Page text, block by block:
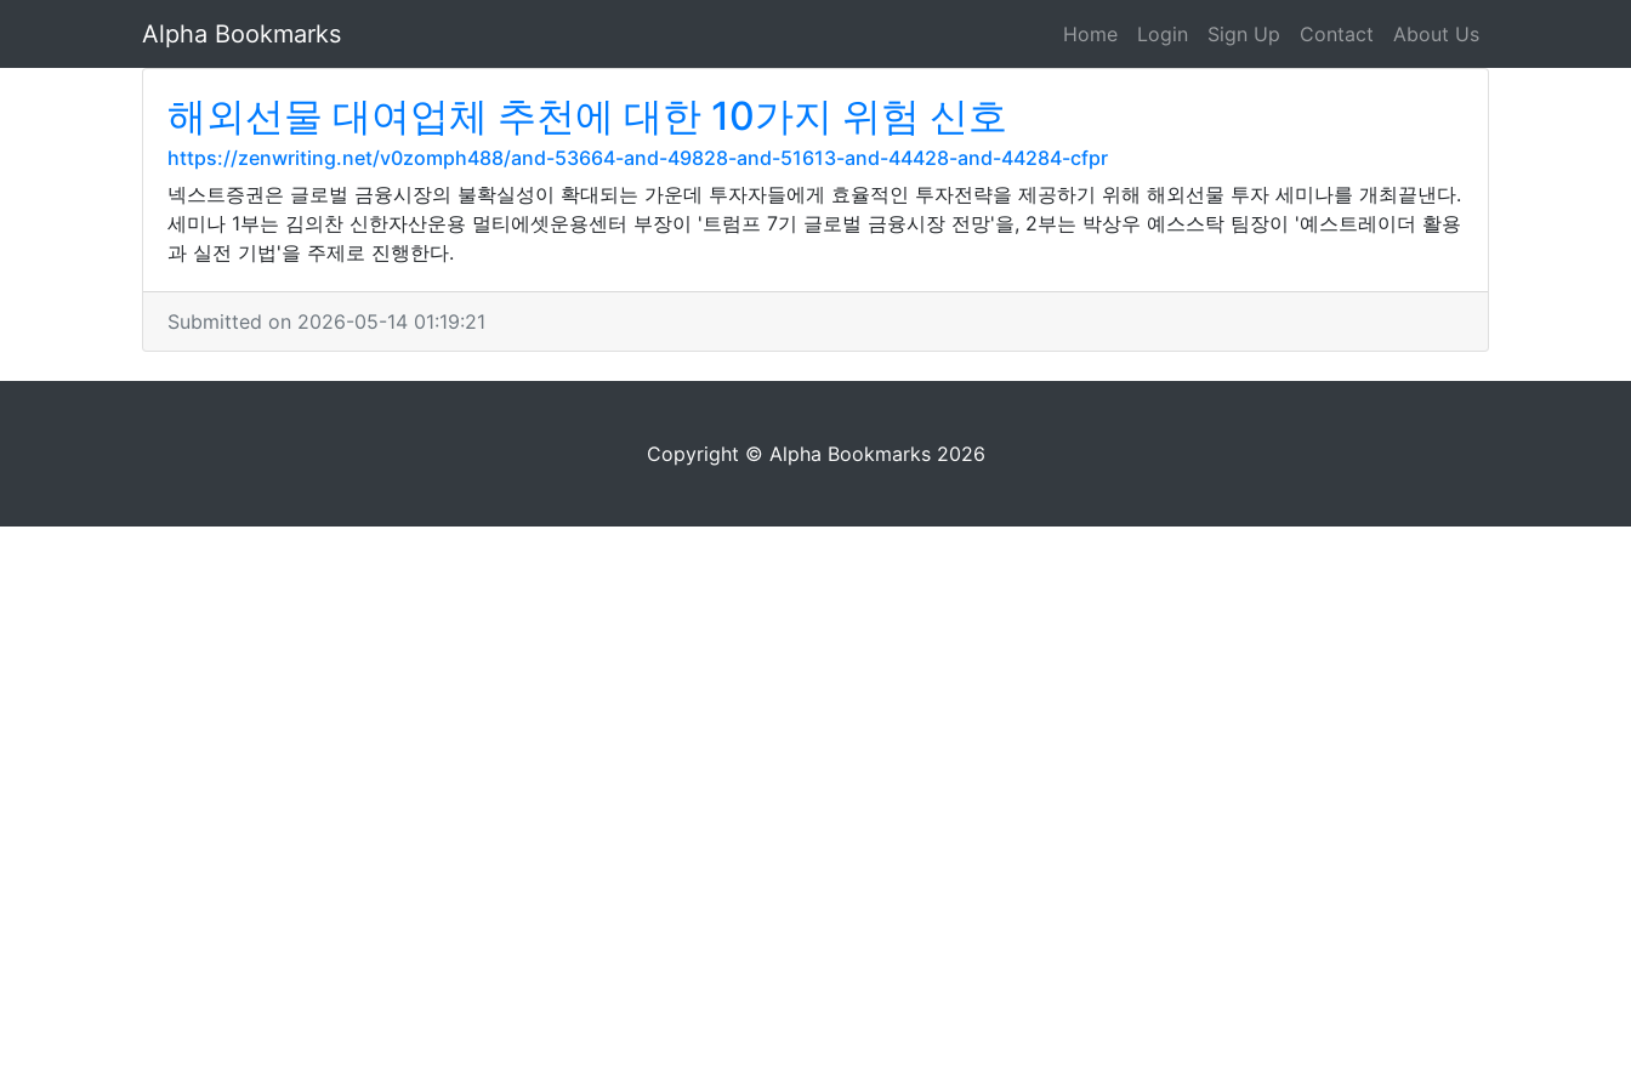
Alpha Bookmarks Home Login Sign Up Contact About Us
해외선물 대여업체 추천에 대한 10가지 위험 신호
https://zenwriting.net/v0zomph488/and-53664-and-49828-and-51613-and-44428-and-44284-cfpr
넥스트증권은 글로벌 금융시장의 불확실성이 확대되는 가운데 투자자들에게 효율적인 투자전략을 제공하기 위해 해외선물 투자 세미나를 개최끝낸다.
세미나 1부는 김의찬 신한자산운용 멀티에셋운용센터 부장이 '트럼프 7기 글로벌 금융시장 전망'을, 2부는 박상우 예스스탁 팀장이 '예스트레이더 활용
과 실전 기법'을 주제로 진행한다.
Submitted on 2026-05-14 01:19:21
Copyright © Alpha Bookmarks 2026